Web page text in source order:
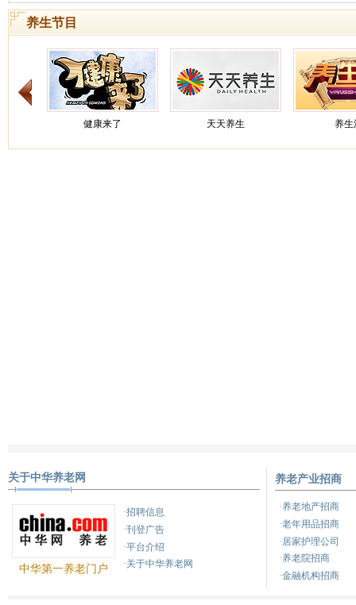
炎
急性支气管炎 打鼾
发烧
血液科
白血病
泌尿科
肾结石 膀胱癌 前列腺炎
尿结石
尿失禁
膀胱炎 尿毒症 肾结核 尿道炎 肾上腺疾病
泌
窄
肾下垂 男性生殖器官感染 肾癌 肾血管性高血压
肾小
痛经
乳腺纤维瘤 肝硬化
养生节目
关于中华养老网
中华第一养老门户
·招聘信息
·刊登广告
·平台介绍
·关于中华养老网
养老产业招商
·养老地产招商
·老年用品招商
·居家护理公司
·养老院招商
·金融机构招商